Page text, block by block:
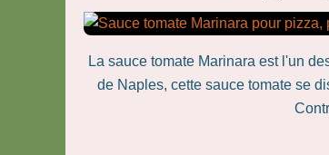
La sauce tomate Marinara est l'un
de Naples, cette sauce tomate se